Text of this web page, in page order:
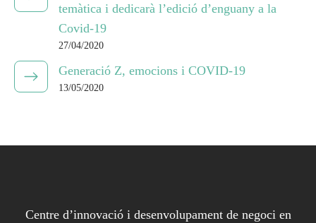
temàtica i dedicarà l’edició d’enguany a la
Covid-19
27/04/2020
Generació Z, emocions i COVID-19
13/05/2020
Centre d’innovació i desenvolupament de negoci en